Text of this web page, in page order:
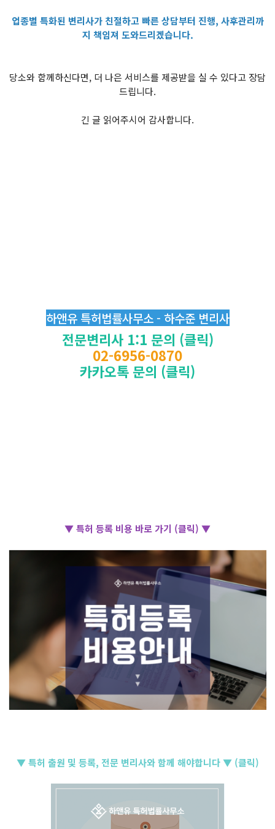
업종별 특화된 변리사가 친절하고 빠른 상담부터 진행, 사후관리까
지 책임져 도와드리겠습니다.
당소와 함께하신다면, 더 나은 서비스를 제공받을 실 수 있다고 장담
드립니다.
긴 글 읽어주시어 감사합니다.
하앤유 특허법률사무소 - 하수준 변리사
전문변리사 1:1 문의 (클릭)
02-6956-0870
카카오톡 문의 (클릭)
▼ 특허 등록 비용 바로 가기 (클릭) ▼
▼ 특허 출원 및 등록, 전문 변리사와 함께 해야합니다 ▼ (클릭)